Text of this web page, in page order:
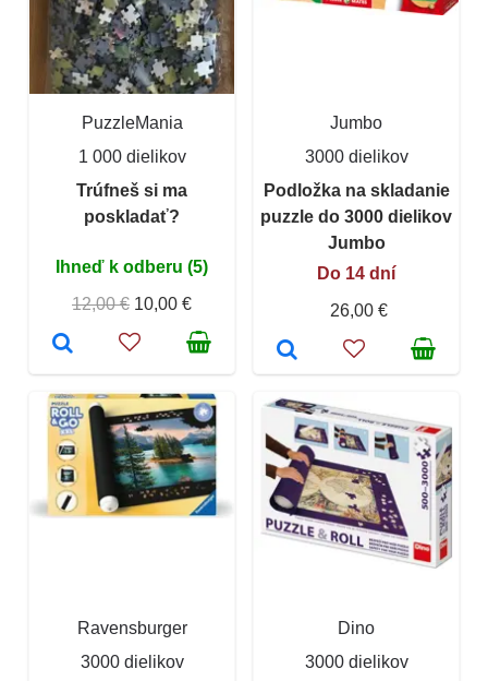
PuzzleMania
1 000 dielikov
Trúfneš si ma
poskladať?
Ihneď k odberu (5)
12,00 € 10,00 €
Jumbo
3000 dielikov
Podložka na skladanie
puzzle do 3000 dielikov
Jumbo
Do 14 dní
26,00 €
Ravensburger
3000 dielikov
Dino
3000 dielikov